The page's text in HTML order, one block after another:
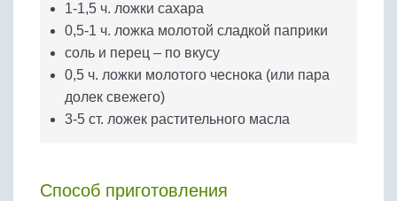
1-1,5 ч. ложки сахара
0,5-1 ч. ложка молотой сладкой паприки
соль и перец – по вкусу
0,5 ч. ложки молотого чеснока (или пара
долек свежего)
3-5 ст. ложек растительного масла
Способ приготовления